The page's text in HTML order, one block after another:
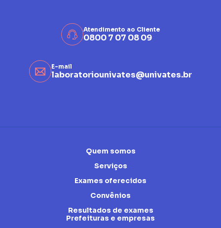
Atendimento ao Cliente
0800 7 07 08 09
E-mail
laboratoriounivates@univates.br
Quem somos
Serviços
Exames oferecidos
Convênios
Resultados de exames
Prefeituras e empresas